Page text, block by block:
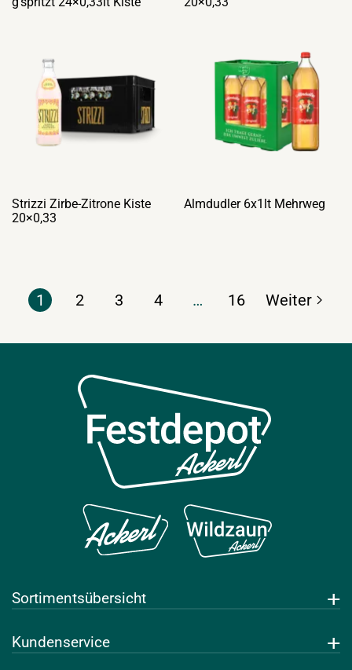
Strizzi Zirbe-Zitrone Kiste
20×0,33
Almdudler 6x1lt Mehrweg
1 2 3 4 … 16
Sortimentsübersicht
Leihwaren
Kundenservice